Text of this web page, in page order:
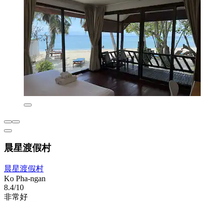
晨星渡假村
晨星渡假村
Ko Pha-ngan
8.4/10
非常好